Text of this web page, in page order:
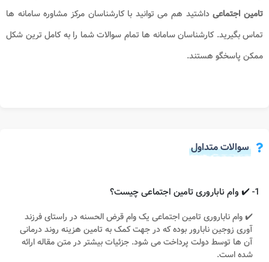
تامین اجتماعیداشتید هم می توانید با کارشناسان مرکز مشاوره سامانه ها
تماس بگیرید. کارشناسان سامانه ها تمام سوالات شما را به کامل ترین شکل
ممکن پاسخگو هستند.
سوالات متداول
1- ✔️ وام ناباروری تامین اجتماعی چیست؟
✔️ وام ناباروری تامین اجتماعی یک وام قرض الحسنه در راستای فرزند
آوری زوجین نابارور بوده که در جهت کمک به تامین هزینه روند درمانی
آن ها توسط دولت پرداخت می شود. جزئیات بیشتر در متن مقاله ارائه
شده است.